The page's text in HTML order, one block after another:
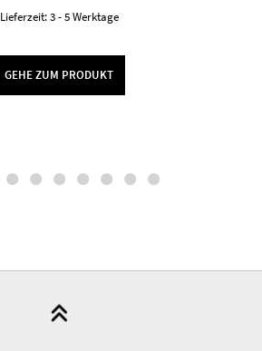
Lieferzeit: 3 - 5 Werktage
GEHE ZUM PRODUKT